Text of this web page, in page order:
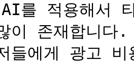
를 적용해서
이 존재합니다
들에게 광고